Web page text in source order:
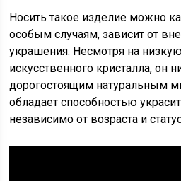
Носить такое изделие можно
особым случаям, зависит от
украшения. Несмотря на
искусственного кристалла, он
дорогостоящим натуральным
обладает способностью
независимо от возраста и